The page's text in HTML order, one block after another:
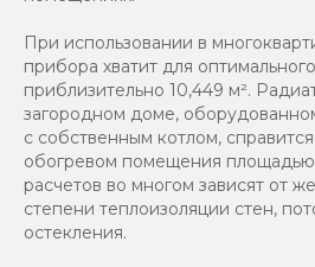
При использовании в
прибора хватит для
приблизительно 10,449 м².
загородном доме,
с собственным котлом,
обогревом помещения площадью
расчетов во многом зависят от
степени теплоизоляции стен,
остекления.